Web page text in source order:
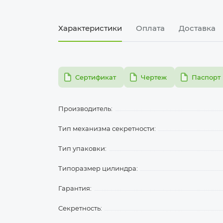
Характеристики Оплата Доставка
pdfСертификат pdfЧертеж pdfПаспорт
Производитель:
Тип механизма секретности:
Тип упаковки:
Типоразмер цилиндра:
Гарантия:
Секретность: